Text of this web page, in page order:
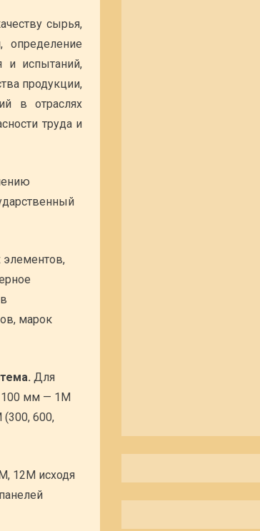
сырья,
определение
и испытаний,
продукции,
в отраслях
труда и
элементов,
марок
Для
100 мм — 1М
600,
12М исходя